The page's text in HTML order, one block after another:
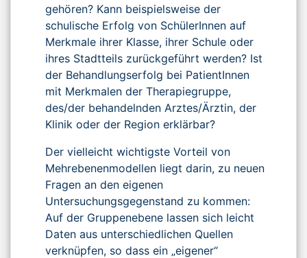
gehören? Kann beispielsweise der
schulische Erfolg von SchülerInnen auf
Merkmale ihrer Klasse, ihrer Schule oder
ihres Stadtteils zurückgeführt werden? Ist
der Behandlungserfolg bei PatientInnen
mit Merkmalen der Therapiegruppe,
des/der behandelnden Arztes/Ärztin, der
Klinik oder der Region erklärbar?
Der vielleicht wichtigste Vorteil von
Mehrebenenmodellen liegt darin, zu neuen
Fragen an den eigenen
Untersuchungsgegenstand zu kommen:
Auf der Gruppenebene lassen sich leicht
Daten aus unterschiedlichen Quellen
verknüpfen, so dass ein „eigener“